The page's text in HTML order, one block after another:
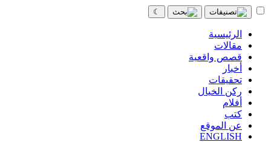
☾
الرئيسية
مقالات
قصص واقعية
أخبار
تحقيقات
ركن الخيال
أفلام
كتب
عن الموقع
ENGLISH